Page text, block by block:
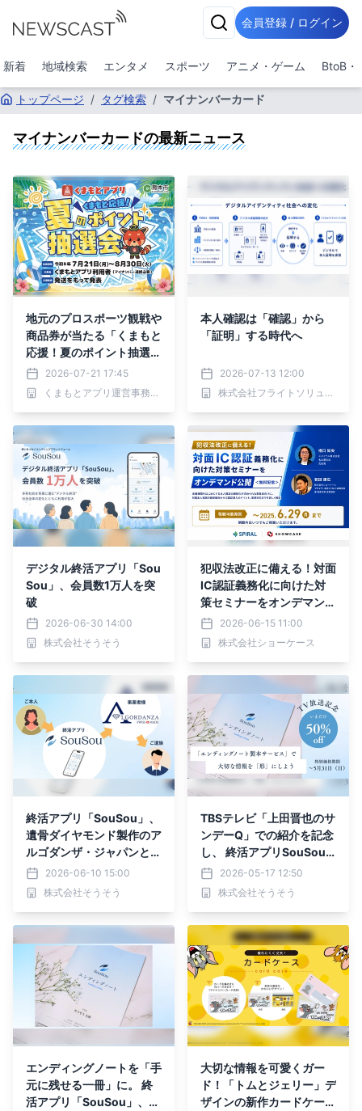
会員登録 / ログイン
新着 地域検索 エンタメ スポーツ アニメ・ゲーム BtoB・
トップページ / タグ検索 / マイナンバーカード
マイナンバーカードの最新ニュース
地元のプロスポーツ観戦や
商品券が当たる「くまもと
応援！夏のポイント抽選
会」がスタート！
2026-07-21 17:45
くまもとアプリ運営事務局（熊本市 地域政策課内）
本人確認は「確認」から
「証明」する時代へ
2026-07-13 12:00
株式会社フライトソリューションズ
デジタル終活アプリ「Sou
Sou」、会員数1万人を突
破
2026-06-30 14:00
株式会社そうそう
犯収法改正に備える！対面
IC認証義務化に向けた対
策セミナーをオンデマンド
公開＜無料配信＞
2026-06-15 11:00
株式会社ショーケース
終活アプリ「SouSou」、
遺骨ダイヤモンド製作のア
ルゴダンザ・ジャパンとの
契約者様ご逝去時の「生前
契約通知サービス」を開
始。
2026-06-10 15:00
株式会社そうそう
TBSテレビ「上田晋也のサ
ンデーQ」での紹介を記念
し、 終活アプリSouSou
「エンディングノート製本
サービス」を期間限定で5
0%オフに。
2026-05-17 12:50
株式会社そうそう
エンディングノートを「手
元に残せる一冊」に。 終
活アプリ「SouSou」、製
大切な情報を可愛くガー
ド！「トムとジェリー」デ
ザインの新作カードケース